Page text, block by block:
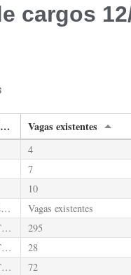
cargos
Cargos (Constituição Est. de 1989 art. 44,43 e 93 e Lei nº 2423/1996 art. 107,82 e 111) Vagas existentes
4
7
10
Cargos de Proviemento Efetivo (Lei nº 4743/2018)
Vagas existentes
AUDITOR TÉCNICO DE CONTROLE EXTERNO - AUDITORIA GOVERNAMENTAL A
295
AUDITOR TÉCNICO DE CONTROLE EXTERNO - AUDITORIA GOVERNAMENTAL B
28
AUDITOR TÉCNICO DE CONTROLE EXTERNO - AUDITORIA GOVERNAMENTAL C
72